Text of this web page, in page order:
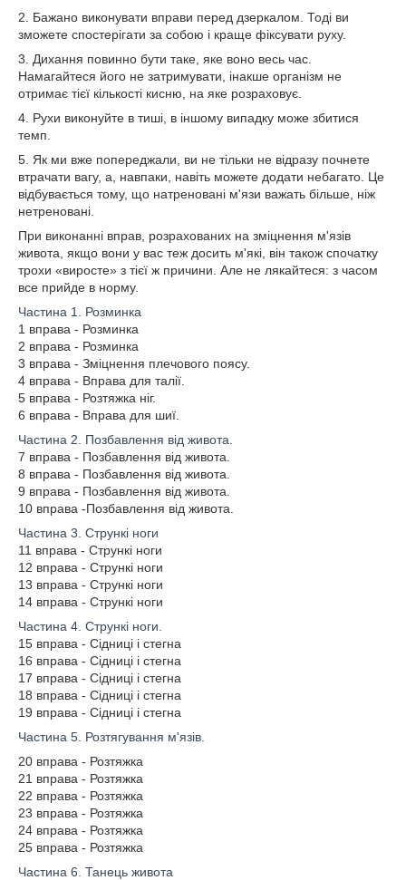
2. Бажано виконувати вправи перед дзеркалом. Тоді ви
зможете спостерігати за собою і краще фіксувати руху.
3. Дихання повинно бути таке, яке воно весь час.
Намагайтеся його не затримувати, інакше організм не
отримає тієї кількості кисню, на яке розраховує.
4. Рухи виконуйте в тиші, в іншому випадку може збитися
темп.
5. Як ми вже попереджали, ви не тільки не відразу почнете
втрачати вагу, а, навпаки, навіть можете додати небагато. Це
відбувається тому, що натреновані м'язи важать більше, ніж
нетреновані.
При виконанні вправ, розрахованих на зміцнення м'язів
живота, якщо вони у вас теж досить м'які, він також спочатку
трохи «виросте» з тієї ж причини. Але не лякайтеся: з часом
все прийде в норму.
Частина 1. Розминка
1 вправа - Розминка
2 вправа - Розминка
3 вправа - Зміцнення плечового поясу.
4 вправа - Вправа для талії.
5 вправа - Розтяжка ніг.
6 вправа - Вправа для шиї.
Частина 2. Позбавлення від живота
7 вправа - Позбавлення від живота.
8 вправа - Позбавлення від живота.
9 вправа - Позбавлення від живота.
10 вправа -Позбавлення від живота.
Частина 3. Стрункі ноги
11 вправа - Стрункі ноги
12 вправа - Стрункі ноги
13 вправа - Стрункі ноги
14 вправа - Стрункі ноги
Частина 4. Стрункі ноги.
15 вправа - Сідниці і стегна
16 вправа - Сідниці і стегна
17 вправа - Сідниці і стегна
18 вправа - Сідниці і стегна
19 вправа - Сідниці і стегна
Частина 5. Розтягування м'язів.
20 вправа - Розтяжка
21 вправа - Розтяжка
22 вправа - Розтяжка
23 вправа - Розтяжка
24 вправа - Розтяжка
25 вправа - Розтяжка
Частина 6. Танець живота